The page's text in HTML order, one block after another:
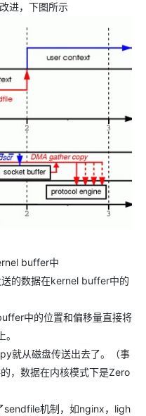
进，下图所示
buffer中
的数据在kernel buffer中的
中的位置和偏移量直接将
就从磁盘传送出去了。（事
，数据在内核模式下是Zero
sendfile机制，如nginx，ligh